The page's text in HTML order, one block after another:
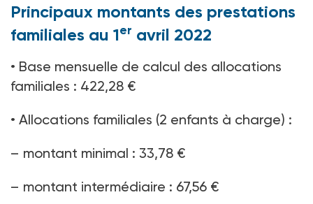
Principaux montants des prestations
familiales au 1er avril 2022
• Base mensuelle de calcul des allocations
familiales : 422,28 €
• Allocations familiales (2 enfants à charge) :
– montant minimal : 33,78 €
– montant intermédiaire : 67,56 €